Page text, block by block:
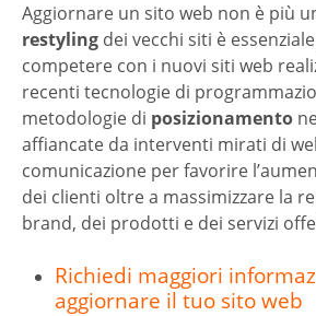
Aggiornare un sito web non è più
restyling dei vecchi siti è
competere con i nuovi siti web
recenti tecnologie di
metodologie di posizionamento
affiancate da interventi mirati di
comunicazione per favorire
dei clienti oltre a massimizzare la
brand, dei prodotti e dei servizi
Richiedi maggiori
aggiornare il tuo sito web